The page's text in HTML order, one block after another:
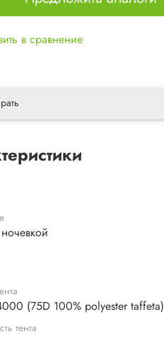
в сравнение
(75D 100% polyester taffeta)
тента